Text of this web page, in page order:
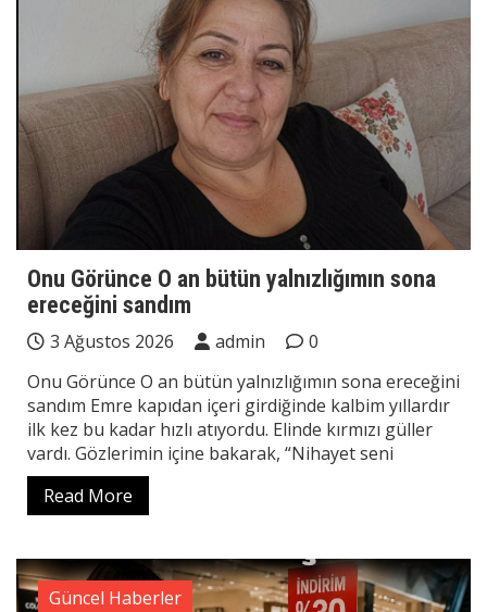
Onu Görünce O an bütün yalnızlığımın sona
ereceğini sandım
3 Ağustos 2026 admin
0
Onu Görünce O an bütün yalnızlığımın sona ereceğini
sandım Emre kapıdan içeri girdiğinde kalbim yıllardır
ilk kez bu kadar hızlı atıyordu. Elinde kırmızı güller
vardı. Gözlerimin içine bakarak, “Nihayet seni
Read More
Güncel Haberler